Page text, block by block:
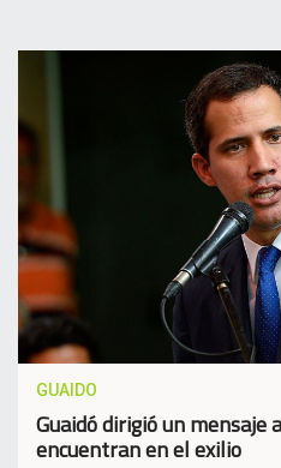
GUAIDO
Guaidó dirigió un mensaje
encuentran en el exilio